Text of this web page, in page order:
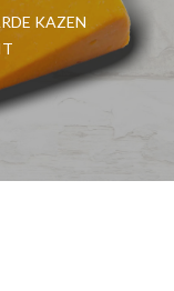
KAZEN